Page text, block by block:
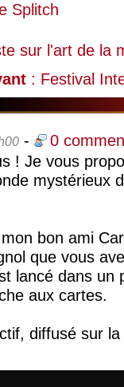
Splitch
sur l'art de la
: Festival
-
0
! Je vous
mystérieux
bon ami
que vous
lancé dans un
aux cartes.
diffusé sur